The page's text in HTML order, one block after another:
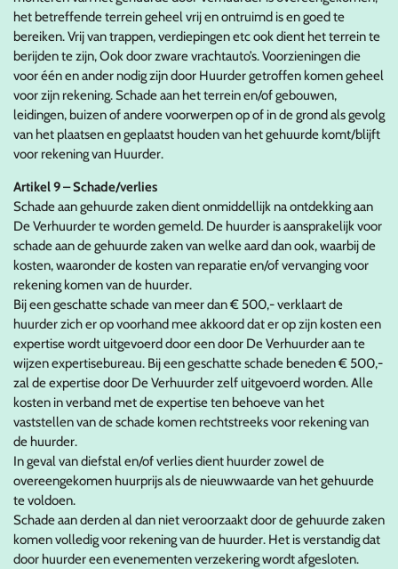
het betreffende terrein geheel vrij en ontruimd is en goed te
bereiken. Vrij van trappen, verdiepingen etc ook dient het terrein te
berijden te zijn, Ook door zware vrachtauto’s. Voorzieningen die
voor één en ander nodig zijn door Huurder getroffen komen geheel
voor zijn rekening. Schade aan het terrein en/of gebouwen,
leidingen, buizen of andere voorwerpen op of in de grond als gevolg
van het plaatsen en geplaatst houden van het gehuurde komt/blijft
voor rekening van Huurder.
Artikel 9 – Schade/verlies
Schade aan gehuurde zaken dient onmiddellijk na ontdekking aan
De Verhuurder te worden gemeld. De huurder is aansprakelijk voor
schade aan de gehuurde zaken van welke aard dan ook, waarbij de
kosten, waaronder de kosten van reparatie en/of vervanging voor
rekening komen van de huurder.
Bij een geschatte schade van meer dan € 500,- verklaart de
huurder zich er op voorhand mee akkoord dat er op zijn kosten een
expertise wordt uitgevoerd door een door De Verhuurder aan te
wijzen expertisebureau. Bij een geschatte schade beneden € 500,-
zal de expertise door De Verhuurder zelf uitgevoerd worden. Alle
kosten in verband met de expertise ten behoeve van het
vaststellen van de schade komen rechtstreeks voor rekening van
de huurder.
In geval van diefstal en/of verlies dient huurder zowel de
overeengekomen huurprijs als de nieuwwaarde van het gehuurde
te voldoen.
Schade aan derden al dan niet veroorzaakt door de gehuurde zaken
komen volledig voor rekening van de huurder. Het is verstandig dat
door huurder een evenementen verzekering wordt afgesloten.